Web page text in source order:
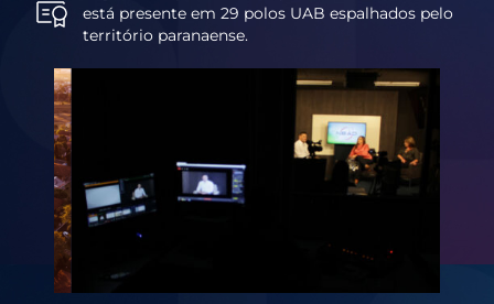
está presente em 29 polos UAB espalhados pelo
território paranaense.